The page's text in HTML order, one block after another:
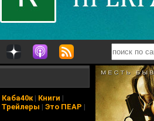
Каба40к| Книги |
Трейлеры | Это ПЕАР |